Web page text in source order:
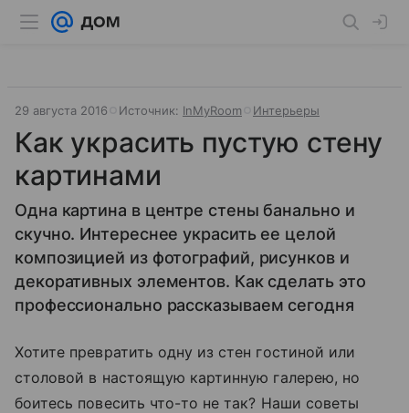
29 августа 2016 Источник: InMyRoom Интерьеры
Как украсить пустую стену
картинами
Одна картина в центре стены банально и
скучно. Интереснее украсить ее целой
композицией из фотографий, рисунков и
декоративных элементов. Как сделать это
профессионально рассказываем сегодня
Хотите превратить одну из стен гостиной или
столовой в настоящую картинную галерею, но
боитесь повесить что-то не так? Наши советы